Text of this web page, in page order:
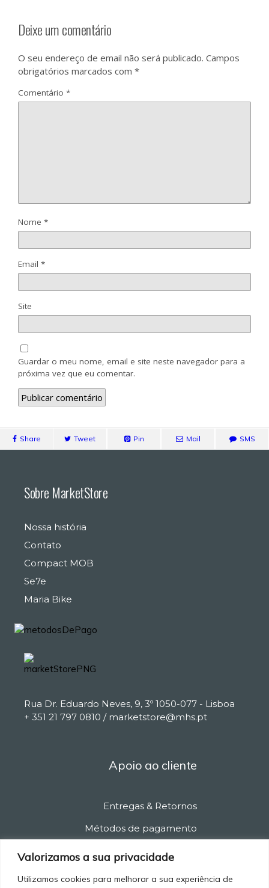
Valorizamos a sua privacidade
Utilizamos cookies para melhorar a sua experiência de
Deixe um comentário
O seu endereço de email não será publicado. Campos
obrigatórios marcados com *
Comentário *
Nome *
Email *
Site
Guardar o meu nome, email e site neste navegador para a
próxima vez que eu comentar.
Share Tweet Pin Mail SMS
Sobre MarketStore
Nossa história
Contato
Compact MOB
Se7e
Maria Bike
Rua Dr. Eduardo Neves, 9, 3º 1050-077 - Lisboa
+ 351 21 797 0810 / marketstore@mhs.pt
Apoio ao cliente
Entregas & Retornos
Métodos de pagamento
Política de privacidade